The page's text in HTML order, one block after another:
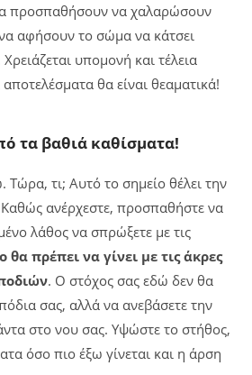
προσπαθήσουν να χαλαρώσουν
αφήσουν το σώμα να κάτσει
υπομονή και τέλεια
θα είναι θεαματικά!
τα βαθιά καθίσματα!
Τώρα, τι; Αυτό το σημείο θέλει την
ανέρχεστε, προσπαθήστε να
λάθος να σπρώξετε με τις
θα πρέπει να γίνει με τις άκρες
. Ο στόχος σας εδώ δεν θα
σας, αλλά να ανεβάσετε την
στο νου σας. Υψώστε το στήθος,
όσο πιο έξω γίνεται και η άρση